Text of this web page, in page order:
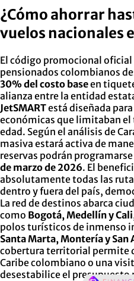
¿Cómo ahorrar
vuelos nacionales
El código promocional oficial
pensionados colombianos
30% del costo baseen
alianza entre la entidad
JetSMARTestá diseñada
económicas que limitaban el
edad. Según el análisis de
masiva estará activa de
reservas podrán
de marzo de 2026. El
absolutamente todas las
dentro y fuera del país,
La red de destinos abarca
como Bogotá, Medellín y Cali
polos turísticos de inmenso
Santa Marta, Montería y San
cobertura territorial permite
Caribe colombiano o una
desestabilice el presupuesto